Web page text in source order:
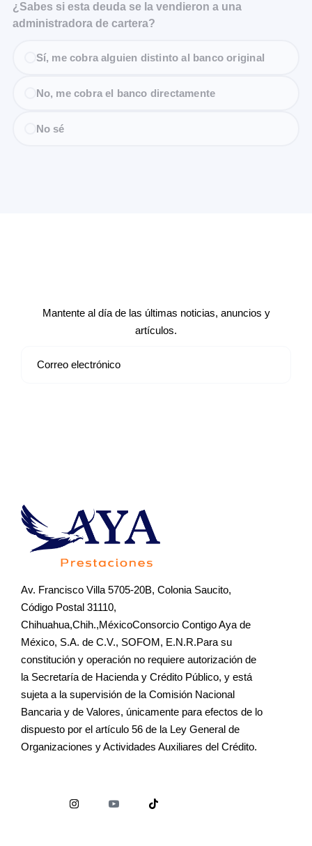
¿Sabes si esta deuda se la vendieron a una
administradora de cartera?
Sí, me cobra alguien distinto al banco original
No, me cobra el banco directamente
No sé
Mantente al día de las últimas noticias, anuncios y
artículos.
Av. Francisco Villa 5705-20B, Colonia Saucito,
Código Postal 31110,
Chihuahua,Chih.,MéxicoConsorcio Contigo Aya de
México, S.A. de C.V., SOFOM, E.N.R.Para su
constitución y operación no requiere autorización de
la Secretaría de Hacienda y Crédito Público, y está
sujeta a la supervisión de la Comisión Nacional
Bancaria y de Valores, únicamente para efectos de lo
dispuesto por el artículo 56 de la Ley General de
Organizaciones y Actividades Auxiliares del Crédito.